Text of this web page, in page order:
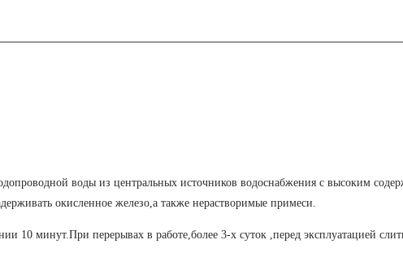
воды из центральных источников водоснабжения с высоким
окисленное железо,а также нерастворимые примеси.
10 минут.При перерывах в работе,более 3-х суток ,перед эксплуатацией